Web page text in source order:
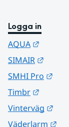
Logga in
AQUA
SIMAIR
SMHI Pro
Timbr
Vinterväg
Väderlarm